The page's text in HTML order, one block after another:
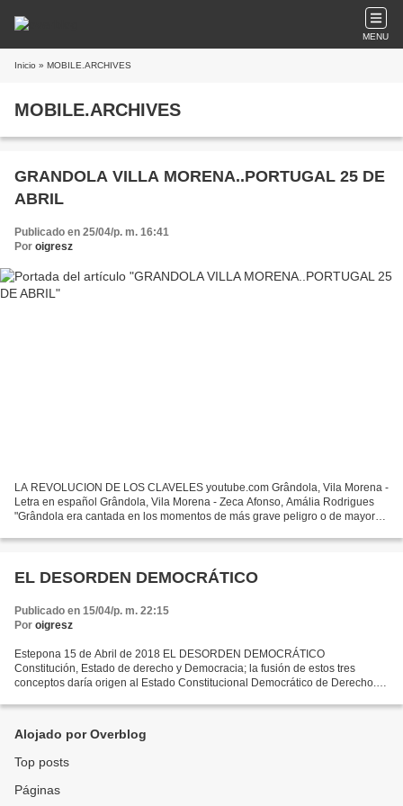
MENU
Inicio » MOBILE.ARCHIVES
MOBILE.ARCHIVES
GRANDOLA VILLA MORENA..PORTUGAL 25 DE
ABRIL
Publicado en 25/04/p. m. 16:41
Por oigresz
LA REVOLUCION DE LOS CLAVELES youtube.com Grândola, Vila Morena -
Letra en español Grândola, Vila Morena - Zeca Afonso, Amália Rodrigues
"Grândola era cantada en los momentos de más grave peligro o de mayor
EL DESORDEN DEMOCRÁTICO
Publicado en 15/04/p. m. 22:15
Por oigresz
Estepona 15 de Abril de 2018 EL DESORDEN DEMOCRÁTICO
Constitución, Estado de derecho y Democracia; la fusión de estos tres
conceptos daría origen al Estado Constitucional Democrático de Derecho.
Alojado por Overblog
Top posts
Páginas